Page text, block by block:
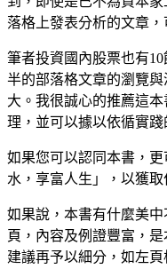
落格上發表分析的文章
筆者投資國內股票也有
半的部落格文章的瀏覽
大。我很誠心的推薦這
理，並可以據以依循實踐
如果您可以認同本書，
水，享富人生」，以獲
如果說，本書有什麼美
頁，內容及例證豐富，
建議再予以細分，如左